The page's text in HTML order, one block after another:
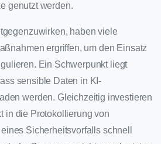
genutzt werden.
haben viele
ergriffen, um den Einsatz
Ein Schwerpunkt liegt
sensible Daten in KI-
werden. Gleichzeitig investieren
in die Protokollierung von
Sicherheitsvorfalls schnell